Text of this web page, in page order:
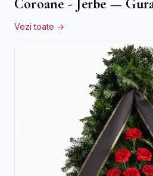
Coroane - Jerbe —
Vezi toate →